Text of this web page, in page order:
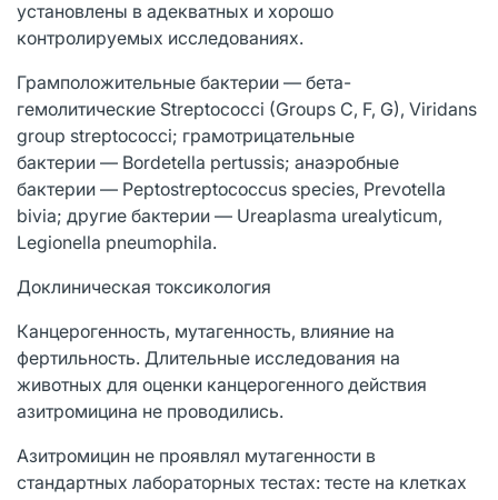
установлены в адекватных и хорошо
контролируемых исследованиях.
Грамположительные бактерии — бета-
гемолитические Streptococci (Groups C, F, G), Viridans
group streptococci; грамотрицательные
бактерии — Bordetella pertussis; анаэробные
бактерии — Peptostreptococcus species, Prevotella
bivia; другие бактерии — Ureaplasma urealyticum,
Legionella pneumophila.
Доклиническая токсикология
Канцерогенность, мутагенность, влияние на
фертильность. Длительные исследования на
животных для оценки канцерогенного действия
азитромицина не проводились.
Азитромицин не проявлял мутагенности в
стандартных лабораторных тестах: тесте на клетках